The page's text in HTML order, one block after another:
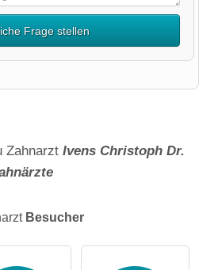
Frage stellen
Zahnarzt Ivens Christoph Dr.
Besucher